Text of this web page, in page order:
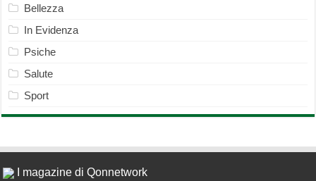
Bellezza
In Evidenza
Psiche
Salute
Sport
I magazine di Qonnetwork